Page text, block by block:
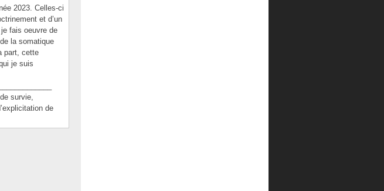
2023. Celles-ci
et d’un
fais oeuvre de
la somatique
part, cette
je suis
survie,
de